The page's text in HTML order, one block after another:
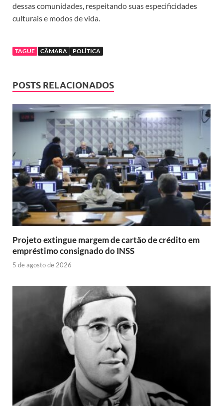
dessas comunidades, respeitando suas especificidades
culturais e modos de vida.
TAGUE CÂMARA POLÍTICA
POSTS RELACIONADOS
Projeto extingue margem de cartão de crédito em
empréstimo consignado do INSS
5 de agosto de 2026